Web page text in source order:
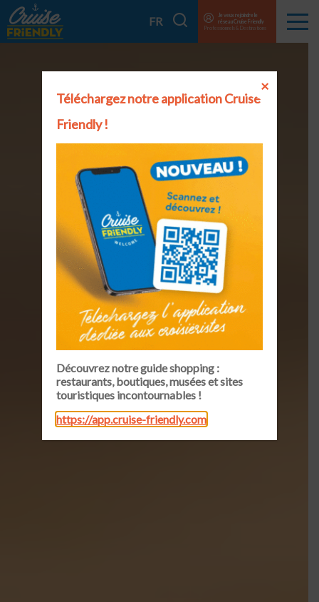
Cruise
Friendly
FR
EN
Je veux rejoindre le
réseau Cruise Friendly
Professionnels & Destinations
Menu
Téléchargez notre application Cruise
Friendly !
Découvrez notre guide shopping :
restaurants, boutiques, musées et sites
touristiques incontournables !
https://app.cruise-friendly.com
×